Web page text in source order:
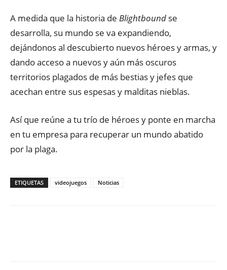
A medida que la historia de Blightbound se
desarrolla, su mundo se va expandiendo,
dejándonos al descubierto nuevos héroes y armas, y
dando acceso a nuevos y aún más oscuros
territorios plagados de más bestias y jefes que
acechan entre sus espesas y malditas nieblas.
Así que reúne a tu trío de héroes y ponte en marcha
en tu empresa para recuperar un mundo abatido
por la plaga.
ETIQUETAS videojuegos Noticias